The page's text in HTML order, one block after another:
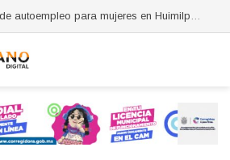
Concluyen cursos de autoempleo para mujeres en Huimilpan